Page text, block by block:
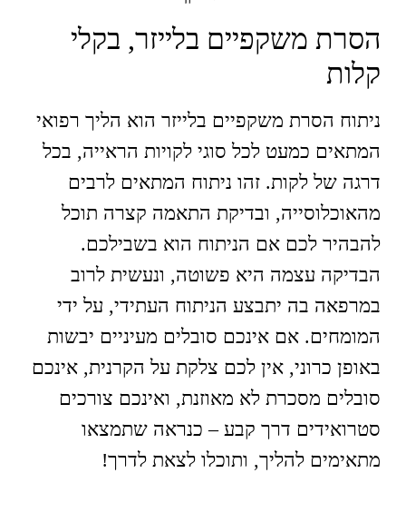
הסרת משקפיים בלייזר, בקלי
קלות
ניתוח הסרת משקפיים בלייזר הוא הליך רפואי
המתאים כמעט לכל סוגי לקויות הראייה, בכל
דרגה של לקות. זהו ניתוח המתאים לרבים
מהאוכלוסייה, ובדיקת התאמה קצרה תוכל
להבהיר לכם אם הניתוח הוא בשבילכם.
הבדיקה עצמה היא פשוטה, ונעשית לרוב
במרפאה בה יתבצע הניתוח העתידי, על ידי
המומחים. אם אינכם סובלים מעיניים יבשות
באופן כרוני, אין לכם צלקת על הקרנית, אינכם
סובלים מסכרת לא מאוזנת, ואינכם צורכים
סטרואידים דרך קבע – כנראה שתמצאו
מתאימים להליך, ותוכלו לצאת לדרך!